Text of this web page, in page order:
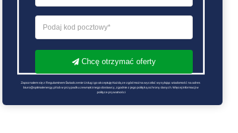
Chcę otrzymać oferty
Zapoznałem się z Regulaminem Świadczenie Usług i go akceptuję Każdą ze zgód można wycofać wysyłając wiadomość na adres
biuro@optimalenergy.pl lub w przypadku zewnętrznego dostawcy, zgodnie z jego polityką ochrony danych. Więcej informacji w
polityce prywatności